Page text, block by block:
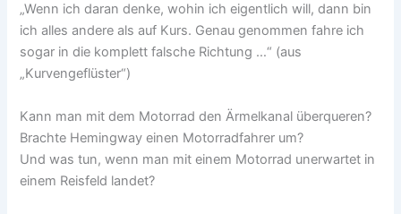
„Wenn ich daran denke, wohin ich eigentlich will, dann bin
ich alles andere als auf Kurs. Genau genommen fahre ich
sogar in die komplett falsche Richtung …“ (aus
„Kurvengeflüster“)
Kann man mit dem Motorrad den Ärmelkanal überqueren?
Brachte Hemingway einen Motorradfahrer um?
Und was tun, wenn man mit einem Motorrad unerwartet in
einem Reisfeld landet?